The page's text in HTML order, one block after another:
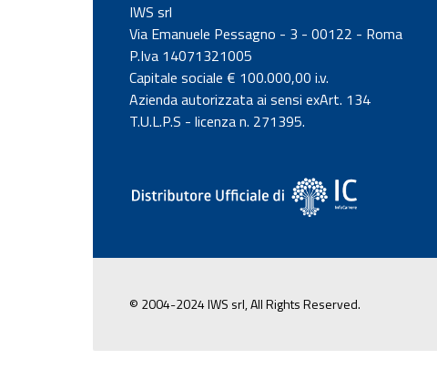
IWS srl
Via Emanuele Pessagno - 3 - 00122 - Roma
P.Iva 14071321005
Capitale sociale € 100.000,00 i.v.
Azienda autorizzata ai sensi exArt. 134
T.U.L.P.S - licenza n. 271395.
© 2004-2024 IWS srl, All Rights Reserved.